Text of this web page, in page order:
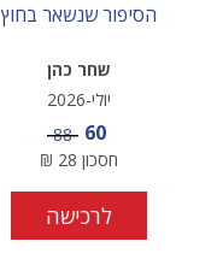
הסיפור שנשאר בחוץ
שחר כהן
יולי-2026
מחיר מבצע
60 מחיר
88
חסכון 28
₪
לרכישה